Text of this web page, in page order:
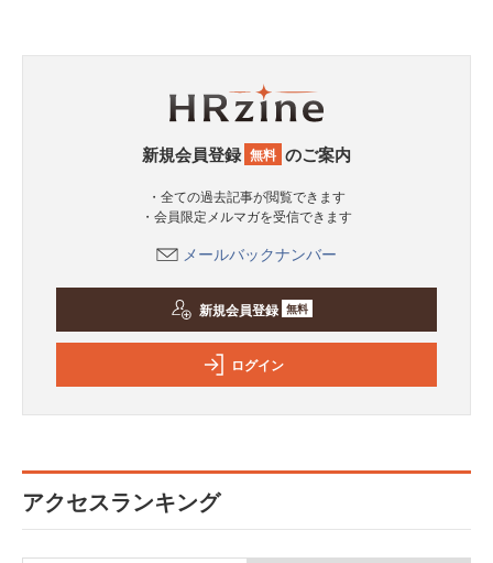
新規会員登録 無料 のご案内
・全ての過去記事が閲覧できます
・会員限定メルマガを受信できます
メールバックナンバー
新規会員登録 無料
ログイン
アクセスランキング